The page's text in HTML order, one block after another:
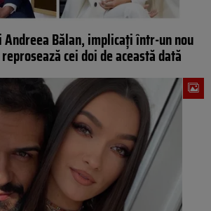
Andreea Bălan, implicaţi într-un nou
cei doi de această dată